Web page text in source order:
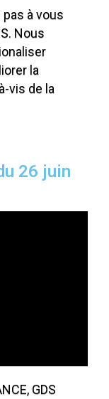
pas à vous
Nous
la
vis de la
26 juin
GDS